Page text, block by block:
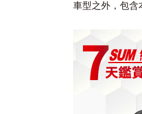
車型之外，包含